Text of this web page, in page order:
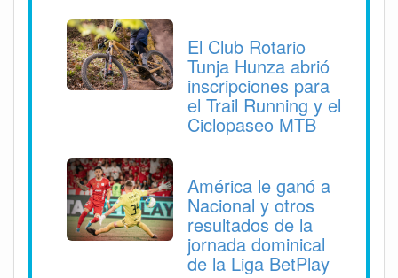
El Club Rotario
Tunja Hunza abrió
inscripciones para
el Trail Running y el
Ciclopaseo MTB
América le ganó a
Nacional y otros
resultados de la
jornada dominical
de la Liga BetPlay